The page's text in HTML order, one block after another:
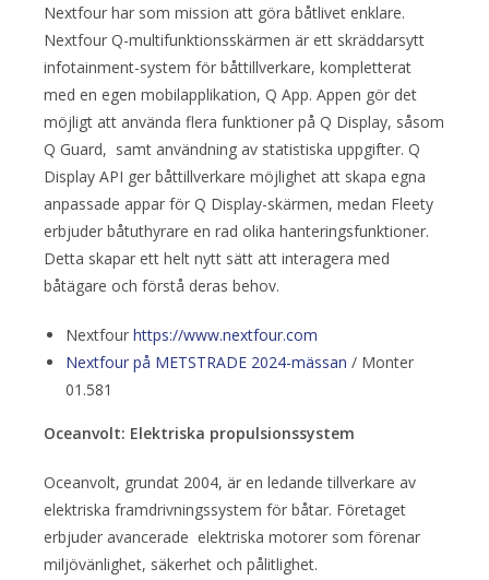
Nextfour har som mission att göra båtlivet enklare.
Nextfour Q-multifunktionsskärmen är ett skräddarsytt
infotainment-system för båttillverkare, kompletterat
med en egen mobilapplikation, Q App. Appen gör det
möjligt att använda flera funktioner på Q Display, såsom
Q Guard, samt användning av statistiska uppgifter. Q
Display API ger båttillverkare möjlighet att skapa egna
anpassade appar för Q Display-skärmen, medan Fleety
erbjuder båtuthyrare en rad olika hanteringsfunktioner.
Detta skapar ett helt nytt sätt att interagera med
båtägare och förstå deras behov.
Nextfour https://www.nextfour.com
Nextfour på METSTRADE 2024-mässan / Monter
01.581
Oceanvolt: Elektriska propulsionssystem
Oceanvolt, grundat 2004, är en ledande tillverkare av
elektriska framdrivningssystem för båtar. Företaget
erbjuder avancerade elektriska motorer som förenar
miljövänlighet, säkerhet och pålitlighet.